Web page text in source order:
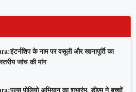
के नाम पर वसूली और खानापूर्ति का
जांच की मांग
पोलियो अभियान का शुभारंभ, डीएम ने बच्चों